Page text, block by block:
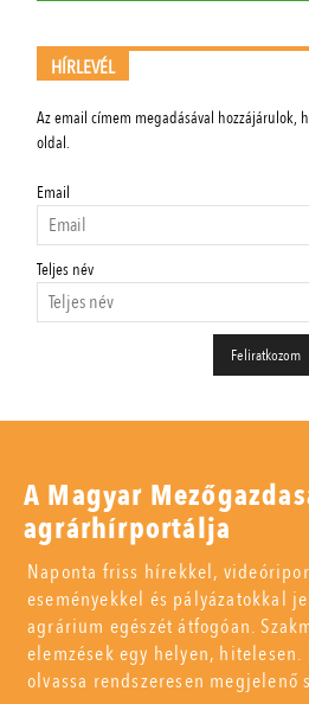
HÍRLEVÉL
Az email címem megadásával hozzájárulok,
oldal.
Email
Teljes név
A Magyar
agrárhírportálja
Naponta friss hírekkel,
eseményekkel és pályázatokkal
agrárium egészét átfogóan.
elemzések egy helyen,
olvassa rendszeresen